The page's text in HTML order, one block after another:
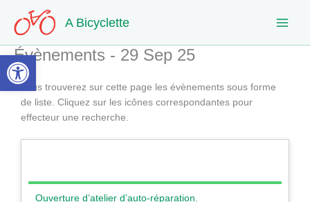
Ouvrir la barre d’outils
contenu
A Bicyclette
Évènements - 29 Sep 25
Vous trouverez sur cette page les évènements sous forme
de liste. Cliquez sur les icônes correspondantes pour
effecteur une recherche.
Ouverture d’atelier d’auto-réparation.